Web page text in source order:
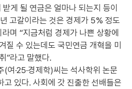
게 될 연금은 얼마나 되는지 등이
고갈이라는 것은 경제가 5% 정도
며 “지금처럼 경제가 나쁜 상황에
질 수 있는데도 국민연금 개혁을 미
”라고 말했다.
여·25·경제학)씨는 석사학위 논문
고 있다. 사회에 갓 진출한 선배들은